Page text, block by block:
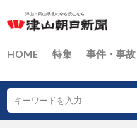
HOME 特集 事件・事故